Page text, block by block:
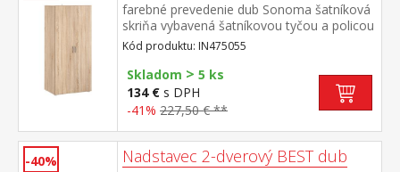
farebné prevedenie dub Sonoma šatníková
skriňa vybavená šatníkovou tyčou a policou
rozmer police (š/h) 78 × 40 cm ku skrini je
možno dokúpiť nadstavec IN405064
Kód produktu: IN475055
Skladom > 5 ks
134 € s DPH
-41% 227,50 € **
-40% Nadstavec 2-dverový BEST dub